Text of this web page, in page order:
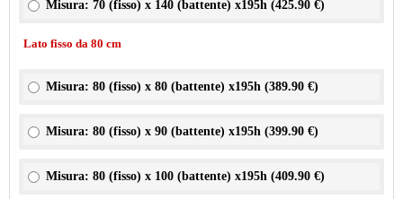
Misura: 70 (fisso) x 140 (battente) x195h (425.90 €)
Lato fisso da 80 cm
Misura: 80 (fisso) x 80 (battente) x195h (389.90 €)
Misura: 80 (fisso) x 90 (battente) x195h (399.90 €)
Misura: 80 (fisso) x 100 (battente) x195h (409.90 €)